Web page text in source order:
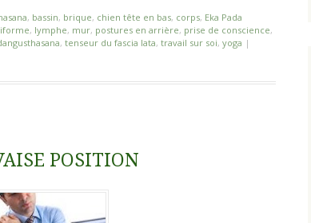
, bassin, brique, chien tête en bas, corps, Eka Pada
, lymphe, mur, postures en arrière, prise de conscience,
, tenseur du fascia lata, travail sur soi, yoga |
POSITION